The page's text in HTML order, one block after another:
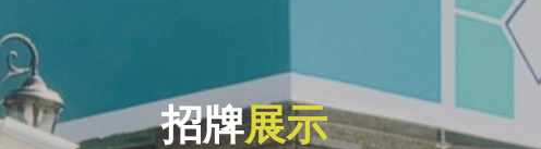
招牌展示